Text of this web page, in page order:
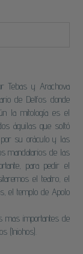
Tebas y Arachova
de Delfos donde
la mitología es el
águilas que soltó
su oráculo y las
mandatarios de las
para pedir el
el teatro, el
el templo de Apolo
mas importantes de
(Iniohos).